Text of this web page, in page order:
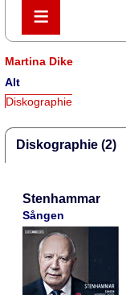
≡
≡
Martina Dike
Alt
Diskographie
Diskographie (2)
Stenhammar
Sången